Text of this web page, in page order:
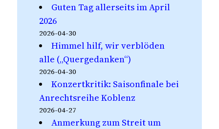
Guten Tag allerseits im April
2026
2026-04-30
Himmel hilf, wir verblöden
alle („Quergedanken“)
2026-04-30
Konzertkritik: Saisonfinale bei
Anrechtsreihe Koblenz
2026-04-27
Anmerkung zum Streit um